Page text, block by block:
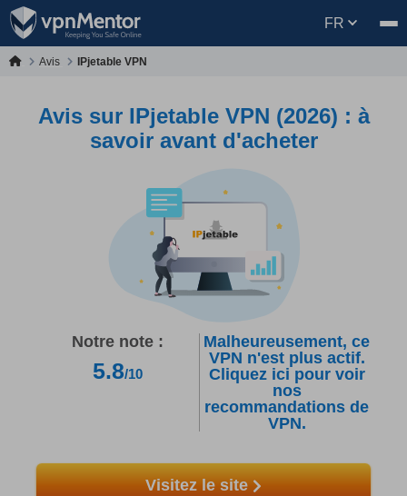
FR
Avis IPjetable VPN
Avis sur IPjetable VPN (2026) : à
savoir avant d'acheter
Notre note :
5.8/10
Malheureusement, ce
VPN n'est plus actif.
Cliquez ici pour voir
nos
recommandations de
VPN.
Visitez le site